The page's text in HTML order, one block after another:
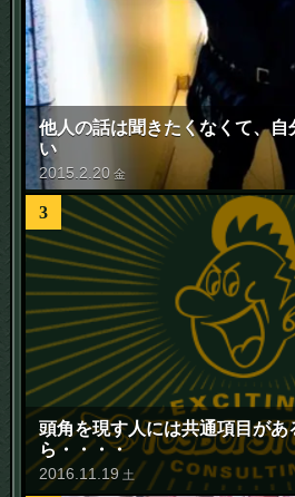
他人の話は聞きたくなくて、
い
2015 2 20 金
3
頭角を現す人には共通項目があ
ら・・・・
2016 11 19 土